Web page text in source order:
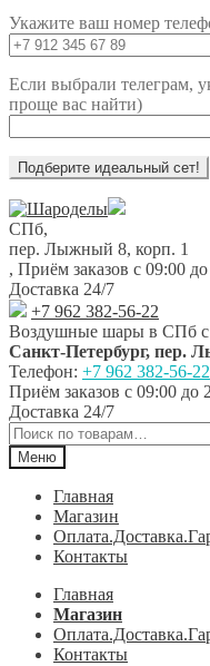
Укажите ваш номер
Если выбрали телеграм,
проще вас найти)
Перейти
к
навигации
Перейти
к
содержимому
СПб,
пер. Лыжный 8, корп. 1
, Приём заказов с 09:00
Доставка 24/7
+7 962 382-56-22
Воздушные шары в СПб с
Санкт-Петербург, пер.
Телефон: +7 962 382-56-22
Приём заказов с 09:00 до
Доставка 24/7
Искать:
Меню
Главная
Магазин
Контакты
Главная
Магазин
Контакты